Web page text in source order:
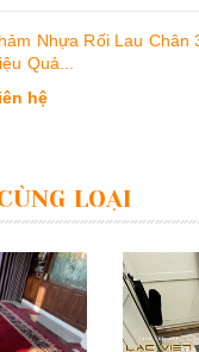
Nhựa Rối Lau Chân
Quả...
hệ
LOẠI